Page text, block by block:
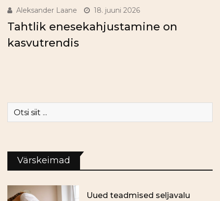
Aleksander Laane 18. juuni 2026
Tahtlik enesekahjustamine on
kasvutrendis
Värskeimad
Uued teadmised seljavalu